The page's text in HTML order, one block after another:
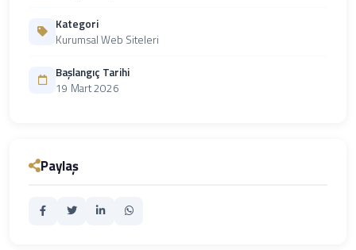
Kategori
Kurumsal Web Siteleri
Başlangıç Tarihi
19 Mart 2026
Paylaş